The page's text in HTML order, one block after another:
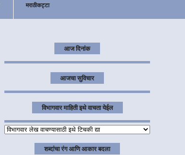
मराठीकट्टा
आज दिनांक
आजचा सुविचार
विभागवार माहिती इथे वाचता येईल
शब्दांचा रंग आणि आकार बदला